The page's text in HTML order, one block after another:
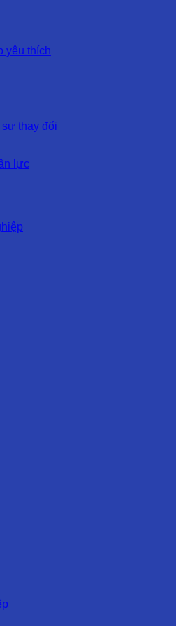
yêu thích
thay đổi
lực